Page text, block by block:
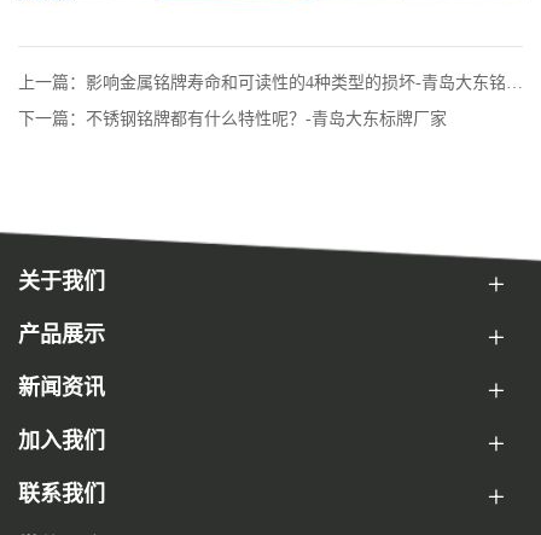
上一篇：影响金属铭牌寿命和可读性的4种类型的损坏-青岛大东铭牌
厂家
下一篇：不锈钢铭牌都有什么特性呢？-青岛大东标牌厂家
关于我们
产品展示
新闻资讯
加入我们
联系我们